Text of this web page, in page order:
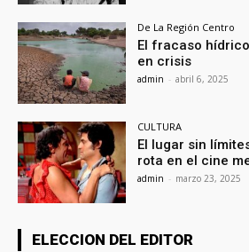
De La Región Centro
El fracaso
en crisis
admin - abril 6, 2025
CULTURA
El lugar sin
rota en el cine
admin - marzo 23, 2025
ELECCION DEL EDITOR